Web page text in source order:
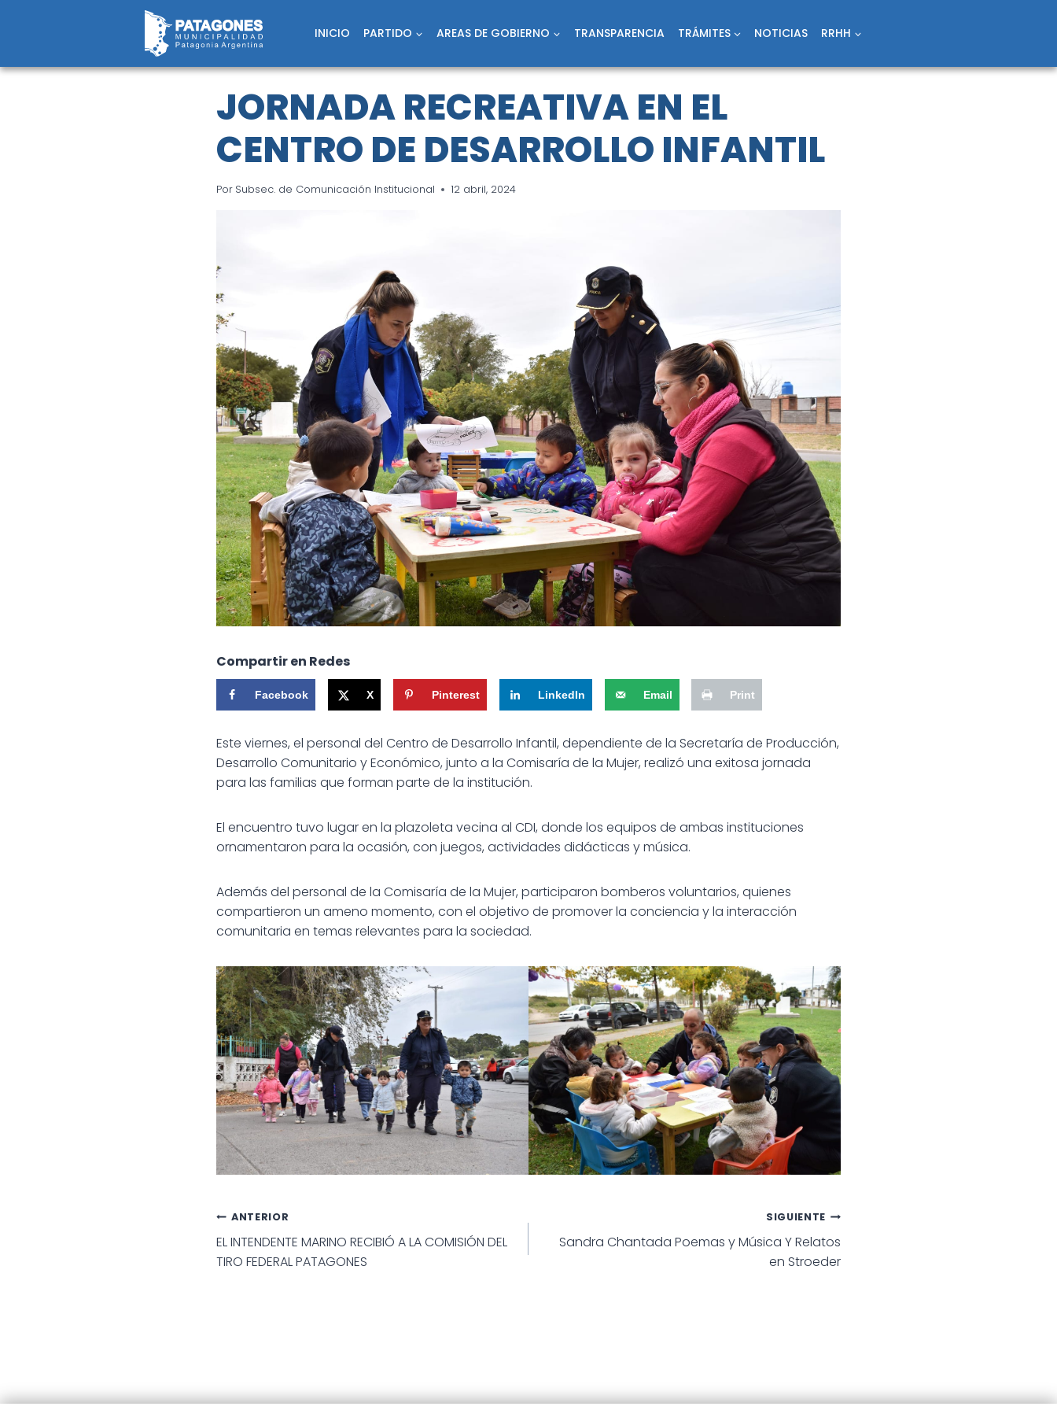
INICIO PARTIDO AREAS DE GOBIERNO TRANSPARENCIA TRÁMITES NOTICIAS RRHH
JORNADA RECREATIVA EN EL
CENTRO DE DESARROLLO INFANTIL
Por Subsec. de Comunicación Institucional 12 abril, 2024
Compartir en Redes
Facebook X Pinterest LinkedIn Email Print
Este viernes, el personal del Centro de Desarrollo Infantil, dependiente de la Secretaría de Producción,
Desarrollo Comunitario y Económico, junto a la Comisaría de la Mujer, realizó una exitosa jornada
para las familias que forman parte de la institución.
El encuentro tuvo lugar en la plazoleta vecina al CDI, donde los equipos de ambas instituciones
ornamentaron para la ocasión, con juegos, actividades didácticas y música.
Además del personal de la Comisaría de la Mujer, participaron bomberos voluntarios, quienes
compartieron un ameno momento, con el objetivo de promover la conciencia y la interacción
comunitaria en temas relevantes para la sociedad.
Navegación
de
ANTERIOR
EL INTENDENTE MARINO RECIBIÓ A LA COMISIÓN DEL
TIRO FEDERAL PATAGONES
SIGUIENTE
Sandra Chantada Poemas y Música Y Relatos
en Stroeder